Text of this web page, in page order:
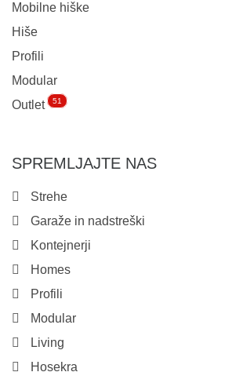
Mobilne hiške
Hiše
Profili
Modular
Outlet
51
SPREMLJAJTE NAS
Strehe
Garaže in nadstreški
Kontejnerji
Homes
Profili
Modular
Living
Hosekra